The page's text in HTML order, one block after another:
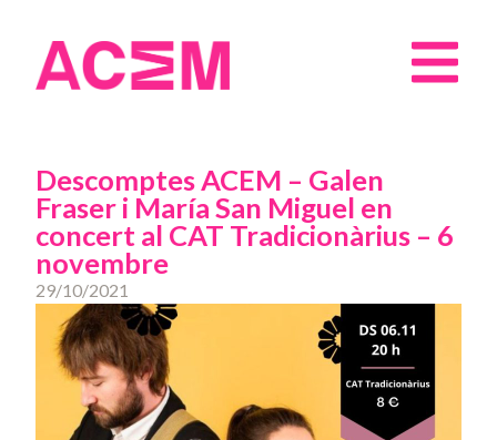
Descomptes ACEM – Galen
Fraser i María San Miguel en
concert al CAT Tradicionàrius – 6
novembre
29/10/2021